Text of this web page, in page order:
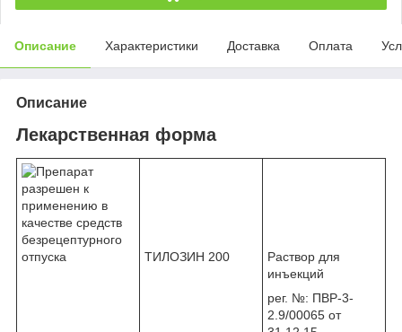
Описание Характеристики Доставка Оплата
Описание
Лекарственная форма
ТИЛОЗИН 200
Раствор для
инъекций
рег. №: ПВР-3-
2.9/00065 от